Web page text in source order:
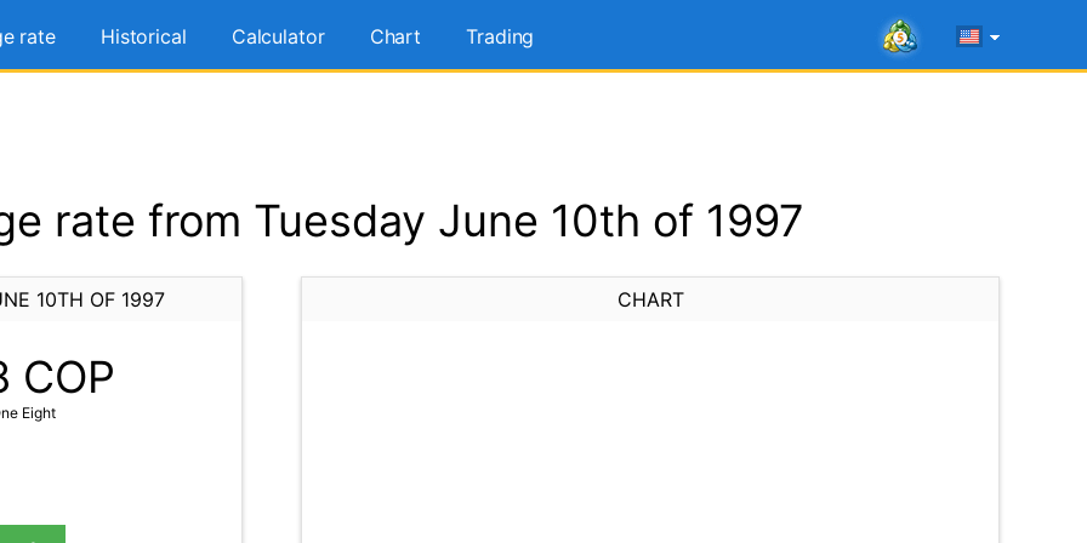
rate Historical Calculator Chart Trading
rate from Tuesday June 10th of 1997
10TH OF 1997
COP
Eight
CHART